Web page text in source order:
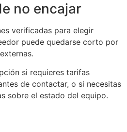
no encajar
verificadas para elegir
puede quedarse corto por
si requieres tarifas
de contactar, o si necesitas
sobre el estado del equipo.